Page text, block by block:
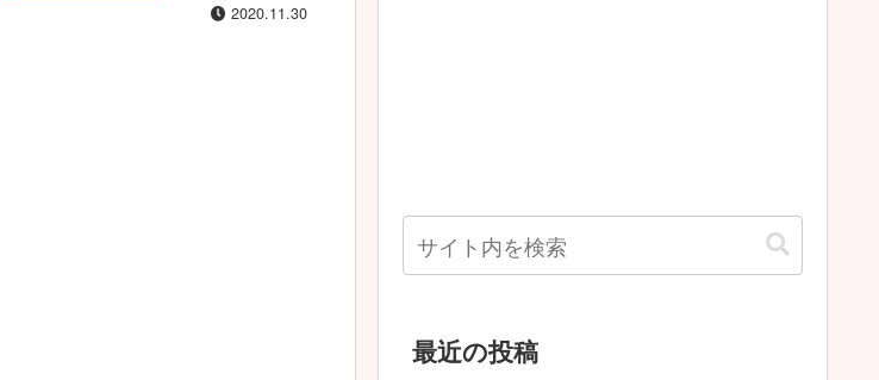
2020.11.30
最近の投稿